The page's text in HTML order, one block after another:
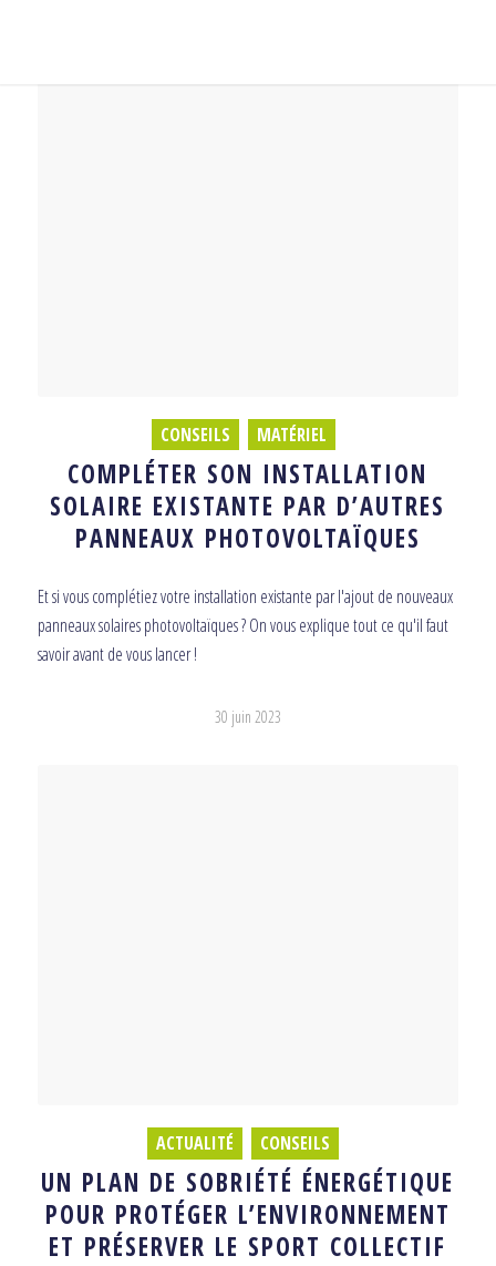
CONSEILS MATÉRIEL
COMPLÉTER SON INSTALLATION
SOLAIRE EXISTANTE PAR D’AUTRES
PANNEAUX PHOTOVOLTAÏQUES
Et si vous complétiez votre installation existante par l'ajout de nouveaux
panneaux solaires photovoltaïques ? On vous explique tout ce qu'il faut
savoir avant de vous lancer !
30 juin 2023
ACTUALITÉ CONSEILS
UN PLAN DE SOBRIÉTÉ ÉNERGÉTIQUE
POUR PROTÉGER L’ENVIRONNEMENT
ET PRÉSERVER LE SPORT COLLECTIF